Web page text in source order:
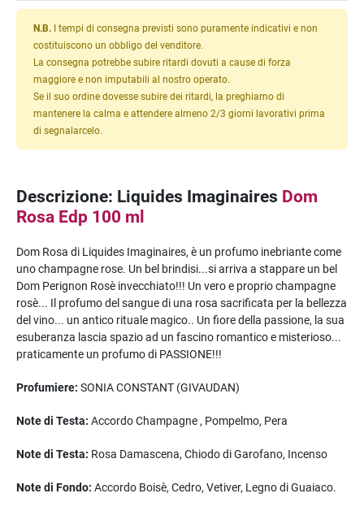
N.B. I tempi di consegna previsti sono puramente indicativi e non
costituiscono un obbligo del venditore.
La consegna potrebbe subire ritardi dovuti a cause di forza
maggiore e non imputabili al nostro operato.
Se il suo ordine dovesse subire dei ritardi, la preghiamo di
mantenere la calma e attendere almeno 2/3 giorni lavorativi prima
di segnalarcelo.
Descrizione: Liquides Imaginaires Dom
Rosa Edp 100 ml
Dom Rosa di Liquides Imaginaires, è un profumo inebriante come
uno champagne rose. Un bel brindisi...si arriva a stappare un bel
Dom Perignon Rosè invecchiato!!! Un vero e proprio champagne
rosè... Il profumo del sangue di una rosa sacrificata per la bellezza
del vino... un antico rituale magico.. Un fiore della passione, la sua
esuberanza lascia spazio ad un fascino romantico e misterioso...
praticamente un profumo di PASSIONE!!!
Profumiere: SONIA CONSTANT (GIVAUDAN)
Note di Testa: Accordo Champagne , Pompelmo, Pera
Note di Testa: Rosa Damascena, Chiodo di Garofano, Incenso
Note di Fondo: Accordo Boisè, Cedro, Vetiver, Legno di Guaiaco.